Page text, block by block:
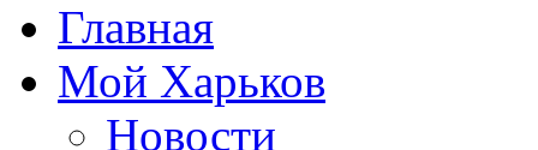
Главная
Мой Харьков
Новости